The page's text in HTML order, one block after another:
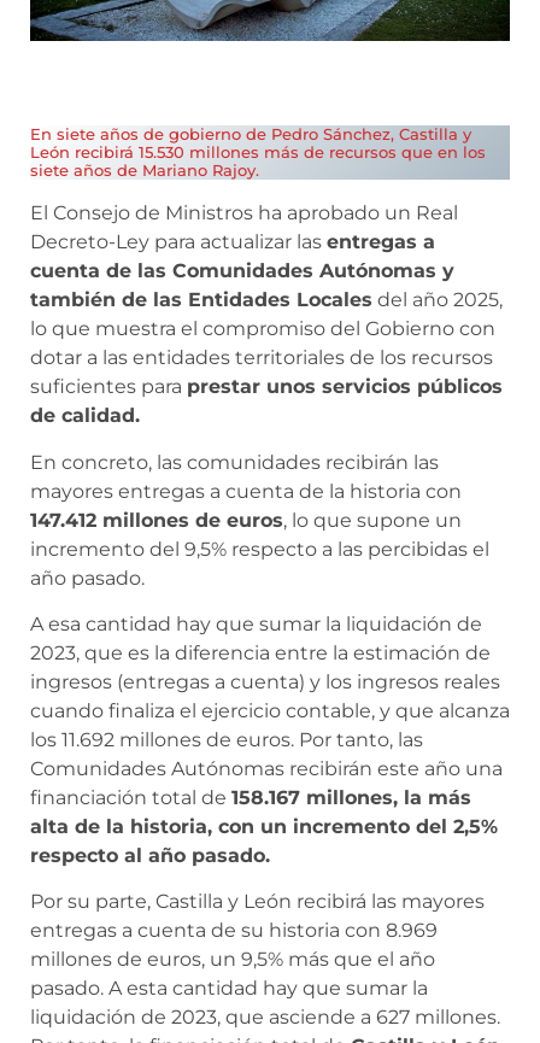
En siete años de gobierno de Pedro Sánchez, Castilla y
León recibirá 15.530 millones más de recursos que en los
siete años de Mariano Rajoy.
El Consejo de Ministros ha aprobado un Real
Decreto-Ley para actualizar las entregas a
cuenta de las Comunidades Autónomas y
también de las Entidades Locales del año 2025,
lo que muestra el compromiso del Gobierno con
dotar a las entidades territoriales de los recursos
suficientes para prestar unos servicios públicos
de calidad.
En concreto, las comunidades recibirán las
mayores entregas a cuenta de la historia con
147.412 millones de euros, lo que supone un
incremento del 9,5% respecto a las percibidas el
año pasado.
A esa cantidad hay que sumar la liquidación de
2023, que es la diferencia entre la estimación de
ingresos (entregas a cuenta) y los ingresos reales
cuando finaliza el ejercicio contable, y que alcanza
los 11.692 millones de euros. Por tanto, las
Comunidades Autónomas recibirán este año una
financiación total de 158.167 millones, la más
alta de la historia, con un incremento del 2,5%
respecto al año pasado.
Por su parte, Castilla y León recibirá las mayores
entregas a cuenta de su historia con 8.969
millones de euros, un 9,5% más que el año
pasado. A esta cantidad hay que sumar la
liquidación de 2023, que asciende a 627 millones.